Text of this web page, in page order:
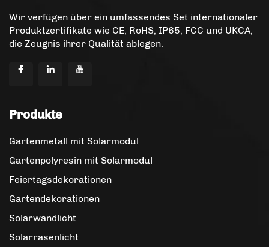
Wir verfügen über ein umfassendes Set internationaler
Produktzertifikate wie CE, RoHS, IP65, FCC und UKCA,
die Zeugnis ihrer Qualität ablegen.
Produkte
Gartenmetall mit Solarmodul
Gartenpolyresin mit Solarmodul
Feiertagsdekorationen
Gartendekorationen
Solarwandlicht
Solarrasenlicht